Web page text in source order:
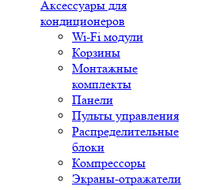
Аксессуары для
кондиционеров
Wi-Fi модули
Корзины
Монтажные
комплекты
Панели
Пульты управления
Распределительные
блоки
Компрессоры
Экраны-отражатели